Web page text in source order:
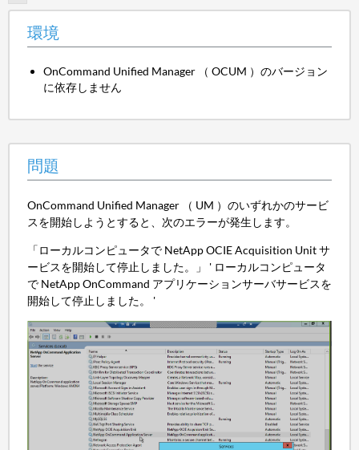
環境
OnCommand Unified Manager （ OCUM ）のバージョン
に依存しません
問題
OnCommand Unified Manager （ UM ）のいずれかのサービ
スを開始しようとすると、次のエラーが発生します。
「ローカルコンピュータで NetApp OCIE Acquisition Unit サ
ービスを開始して停止しました。」 ' ローカルコンピュータ
で NetApp OnCommand アプリケーションサーバサービスを
開始して停止しました。 '